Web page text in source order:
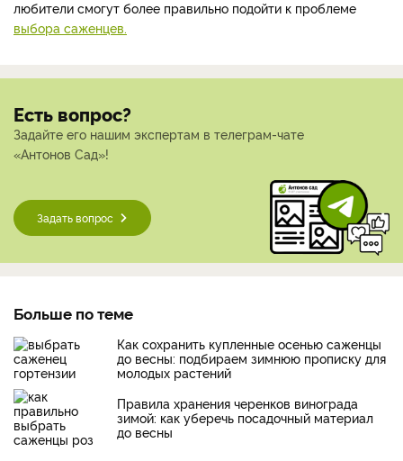
любители смогут более правильно подойти к проблеме
выбора саженцев.
Есть вопрос?
Задайте его нашим экспертам в телеграм-чате
«Антонов Сад»!
Задать вопрос
Больше по теме
Как сохранить купленные осенью саженцы
до весны: подбираем зимнюю прописку для
молодых растений
Правила хранения черенков винограда
зимой: как уберечь посадочный материал
до весны